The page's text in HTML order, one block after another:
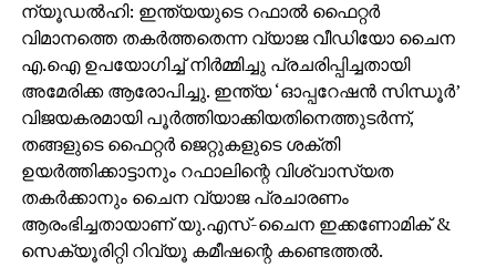
വാങ്ങിയ അവരോട് ചോദ്യം ചോദിക്കാത്തത്
എന്തുകൊണ്ടാണെന്നും രാഹുല്‍ ചോദിച്ചു. ഇത്രയും
വലിയ തുകയ്ക്ക് വി.വി.ഐ.പി. ബോയിങ് 777 വിമാനം
വാങ്ങിയത് ആരും കാണുകയോ ചോദ്യം ചെയ്യുന്നോ
ഇല്ലെന്നത് അസാധാരണമാണെന്നും രാഹുല്‍
പറഞ്ഞു.
RELATED TOPICS: MODI LOOT MODI-RAHUL RAHUL 2.0
ന്യൂഡല്‍ഹി: ഇന്ത്യയുടെ റഫാല്‍ ഫൈറ്റര്‍
വിമാനത്തെ തകര്‍ത്തതെന്ന വ്യാജ വീഡിയോ ചൈന
എ.ഐ ഉപയോഗിച്ച് നിര്‍മ്മിച്ചു പ്രചരിപ്പിച്ചതായി
അമേരിക്ക ആരോപിച്ചു. ഇന്ത്യ ‘ഓപ്പറേഷന്‍ സിന്ധൂര്‍’
വിജയകരമായി പൂര്‍ത്തിയാക്കിയതിനെത്തുടര്‍ന്ന്,
തങ്ങളുടെ ഫൈറ്റര്‍ ജെറ്റുകളുടെ ശക്തി
ഉയര്‍ത്തിക്കാട്ടാനും റഫാലിന്റെ വിശ്വാസ്യത
തകര്‍ക്കാനും ചൈന വ്യാജ പ്രചാരണം
ആരംഭിച്ചതായാണ് യു.എസ്-ചൈന ഇക്കണോമിക് &
സെക്യൂരിറ്റി റിവ്യൂ കമീഷന്റെ കണ്ടെത്തല്‍.